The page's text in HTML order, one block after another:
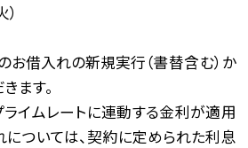
借入れの新規実行（書替含む）か
ます。
ライムレートに連動する金利が適用
ついては、契約に定められた利息